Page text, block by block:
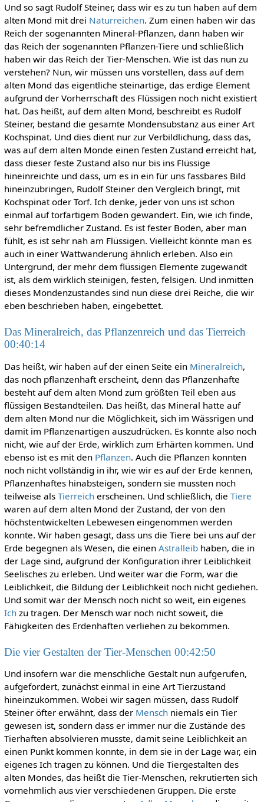
Und so sagt Rudolf Steiner, dass wir es zu tun haben auf dem
alten Mond mit drei Naturreichen. Zum einen haben wir das
Reich der sogenannten Mineral-Pflanzen, dann haben wir
das Reich der sogenannten Pflanzen-Tiere und schließlich
haben wir das Reich der Tier-Menschen. Wie ist das nun zu
verstehen? Nun, wir müssen uns vorstellen, dass auf dem
alten Mond das eigentliche steinartige, das erdige Element
aufgrund der Vorherrschaft des Flüssigen noch nicht existiert
hat. Das heißt, auf dem alten Mond, beschreibt es Rudolf
Steiner, bestand die gesamte Mondensubstanz aus einer Art
Kochspinat. Und dies dient nur zur Verbildlichung, dass das,
was auf dem alten Monde einen festen Zustand erreicht hat,
dass dieser feste Zustand also nur bis ins Flüssige
hineinreichte und dass, um es in ein für uns fassbares Bild
hineinzubringen, Rudolf Steiner den Vergleich bringt, mit
Kochspinat oder Torf. Ich denke, jeder von uns ist schon
einmal auf torfartigem Boden gewandert. Ein, wie ich finde,
sehr befremdlicher Zustand. Es ist fester Boden, aber man
fühlt, es ist sehr nah am Flüssigen. Vielleicht könnte man es
auch in einer Wattwanderung ähnlich erleben. Also ein
Untergrund, der mehr dem flüssigen Elemente zugewandt
ist, als dem wirklich steinigen, festen, felsigen. Und inmitten
dieses Mondenzustandes sind nun diese drei Reiche, die wir
eben beschrieben haben, eingebettet.
Das Mineralreich, das Pflanzenreich und das Tierreich
00:40:14
Das heißt, wir haben auf der einen Seite ein Mineralreich,
das noch pflanzenhaft erscheint, denn das Pflanzenhafte
besteht auf dem alten Mond zum größten Teil eben aus
flüssigen Bestandteilen. Das heißt, das Mineral hatte auf
dem alten Mond nur die Möglichkeit, sich im Wässrigen und
damit im Pflanzenartigen auszudrücken. Es konnte also noch
nicht, wie auf der Erde, wirklich zum Erhärten kommen. Und
ebenso ist es mit den Pflanzen. Auch die Pflanzen konnten
noch nicht vollständig in ihr, wie wir es auf der Erde kennen,
Pflanzenhaftes hinabsteigen, sondern sie mussten noch
teilweise als Tierreicherscheinen. Und schließlich, die Tiere
waren auf dem alten Mond der Zustand, der von den
höchstentwickelten Lebewesen eingenommen werden
konnte. Wir haben gesagt, dass uns die Tiere bei uns auf der
Erde begegnen als Wesen, die einen Astralleibhaben, die in
der Lage sind, aufgrund der Konfiguration ihrer Leiblichkeit
Seelisches zu erleben. Und weiter war die Form, war die
Leiblichkeit, die Bildung der Leiblichkeit noch nicht gediehen.
Und somit war der Mensch noch nicht so weit, ein eigenes
Ichzu tragen. Der Mensch war noch nicht soweit, die
Fähigkeiten des Erdenhaften verliehen zu bekommen.
Die vier Gestalten der Tier-Menschen 00:42:50
Und insofern war die menschliche Gestalt nun aufgerufen,
aufgefordert, zunächst einmal in eine Art Tierzustand
hineinzukommen. Wobei wir sagen müssen, dass Rudolf
Steiner öfter erwähnt, dass der Menschniemals ein Tier
gewesen ist, sondern dass er immer nur die Zustände des
Tierhaften absolvieren musste, damit seine Leiblichkeit an
einen Punkt kommen konnte, in dem sie in der Lage war, ein
eigenes Ich tragen zu können. Und die Tiergestalten des
alten Mondes, das heißt die Tier-Menschen, rekrutierten sich
vornehmlich aus vier verschiedenen Gruppen. Die erste